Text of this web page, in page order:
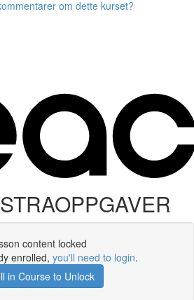
om dette kurset?
content locked
enrolled, you'll need to login.
in Course to Unlock